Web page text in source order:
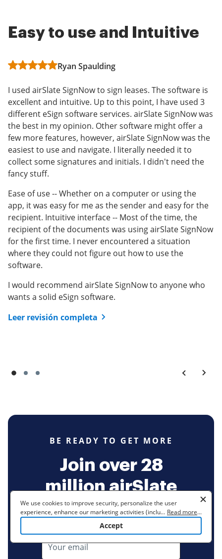
Easy to use and Intuitive
Ryan Spaulding
I used airSlate SignNow to sign leases. The software is
excellent and intuitive. Up to this point, I have used 3
different eSign software services. airSlate SignNow was
the best in my opinion. Other software might offer a
few more features, however, airSlate SignNow was the
easiest to use and navigate. I literally needed it to
collect some signatures and initials. I didn't need the
fancy stuff.
Ease of use -- Whether on a computer or using the
app, it was easy for me as the sender and easy for the
recipient. Intuitive interface -- Most of the time, the
recipient of the documents was using airSlate SignNow
for the first time. I never encountered a situation
where they could not figure out how to use the
software.
I would recommend airSlate SignNow to anyone who
wants a solid eSign software.
Leer revisión completa
Excellent Solution for
Randy A. K
What do you like best?
I'm a small CPA firm and require signatures on
engagement letters and confidential tax documents.
I've tried other solutions but some of my clients found
the other solutions a bit clumsy. I've received very
positive feedback once I switched to airSlate SignNow. I
also really appreciate the option to choose 'do not
send signed documents' for confidential information.
It's a great choice for CPAs, Attorneys and anyone else
needing a secure yet easy-to-use solution. It's also IRS
compliant.
Leer revisión completa
Really easy to use
Grant Millar
What do you like best?
Uploading documents and inserting required fields
was a really simple process, as well as editing the
details of the person signing. I love the option of being
able to set the frequency of reminders as well.
Leer revisión completa
BE READY TO GET MORE
Join over 28
million airSlate
SignNow users
We use cookies to improve security, personalize the user
experience, enhance our marketing activities (including
cooperating with our 3rd party partners) and for other business
to learn more. By clicking "Accept"
... Read more...
Accept